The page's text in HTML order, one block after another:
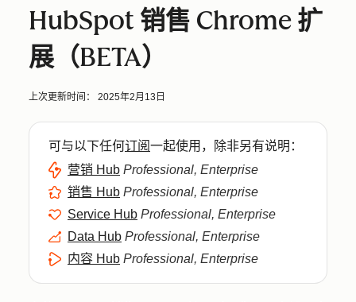
HubSpot 销售 Chrome 扩
展（BETA）
上次更新时间： 2025年2月13日
可与以下任何订阅一起使用，除非另有说明：
营销 Hub Professional, Enterprise
销售 Hub Professional, Enterprise
Service Hub Professional, Enterprise
Data Hub Professional, Enterprise
内容 Hub Professional, Enterprise